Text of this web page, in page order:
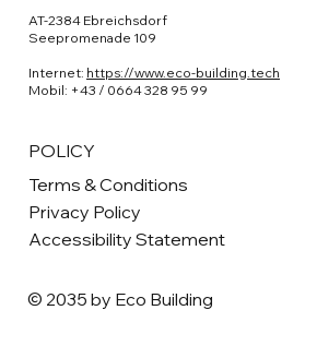
AT-2384 Ebreichsdorf
Seepromenade 109
Internet: https://www.eco-building.tech
Mobil: +43 / 0664 328 95 99
POLICY
Terms & Conditions
Privacy Policy
Accessibility Statement
© 2035 by Eco Building